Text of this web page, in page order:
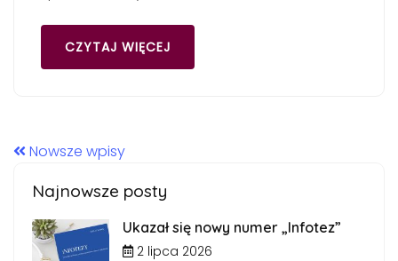
CZYTAJ WIĘCEJ
Nowsze wpisy
Najnowsze posty
Ukazał się nowy numer „Infotez”
2 lipca 2026